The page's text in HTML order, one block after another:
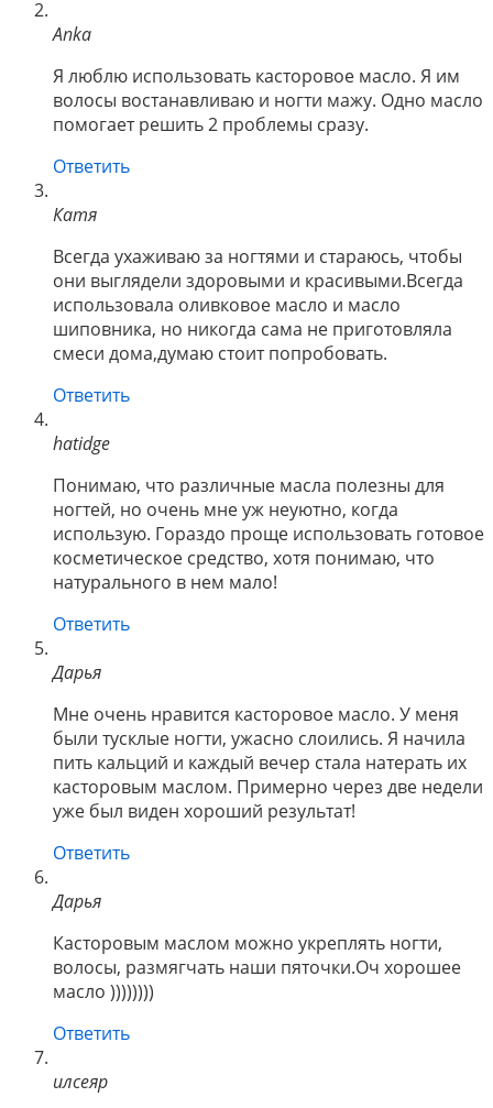
Anka
Я люблю использовать касторовое масло. Я им
волосы востанавливаю и ногти мажу. Одно масло
помогает решить 2 проблемы сразу.
Ответить
Катя
Всегда ухаживаю за ногтями и стараюсь, чтобы
они выглядели здоровыми и красивыми.Всегда
использовала оливковое масло и масло
шиповника, но никогда сама не приготовляла
смеси дома,думаю стоит попробовать.
Ответить
hatidge
Понимаю, что различные масла полезны для
ногтей, но очень мне уж неуютно, когда
использую. Гораздо проще использовать готовое
косметическое средство, хотя понимаю, что
натурального в нем мало!
Ответить
Дарья
Мне очень нравится касторовое масло. У меня
были тусклые ногти, ужасно слоились. Я начила
пить кальций и каждый вечер стала натерать их
касторовым маслом. Примерно через две недели
уже был виден хороший результат!
Ответить
Дарья
Касторовым маслом можно укреплять ногти,
волосы, размягчать наши пяточки.Оч хорошее
масло ))))))))
Ответить
илсеяр